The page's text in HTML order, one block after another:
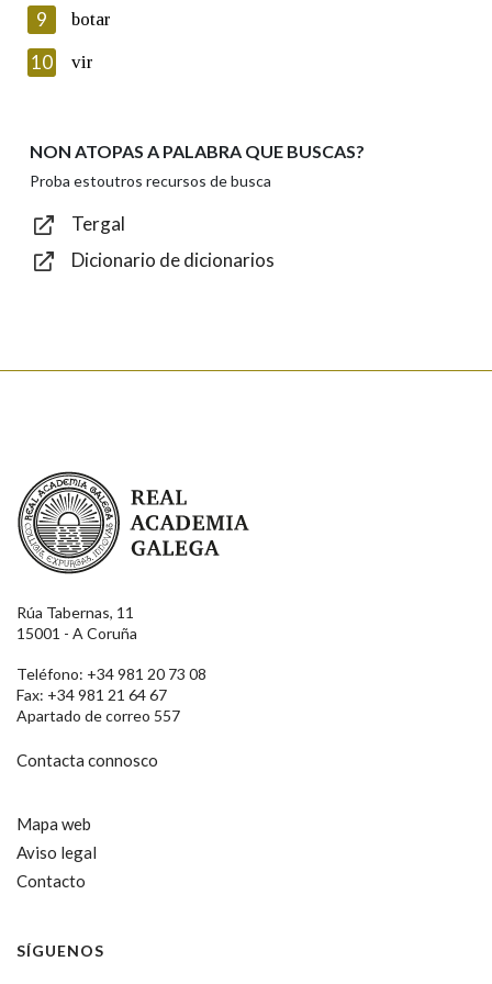
Introduce o código que aparece na imaxe:
Texto de verificación
9 botar
10 vir
NON ATOPAS A PALABRA QUE BUSCAS?
Proba estoutros recursos de busca
Tergal
Dicionario de dicionarios
Real Academia Galega
Rúa Tabernas, 11
15001 - A Coruña
Teléfono: +34 981 20 73 08
Fax: +34 981 21 64 67
Apartado de correo 557
Contacta connosco
Mapa web
Aviso legal
Contacto
SÍGUENOS